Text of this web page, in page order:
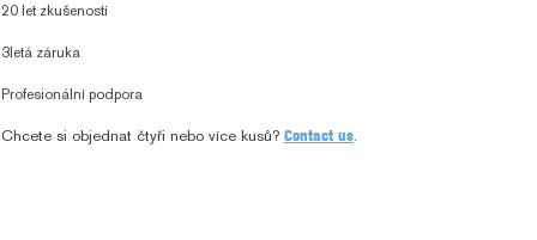
20 let zkušeností
3letá záruka
Profesionální podpora
Chcete si objednat čtyři nebo více kusů? Contact us.